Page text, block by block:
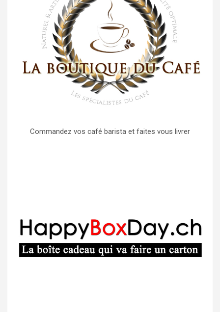
Commandez vos café barista et faites vous livrer